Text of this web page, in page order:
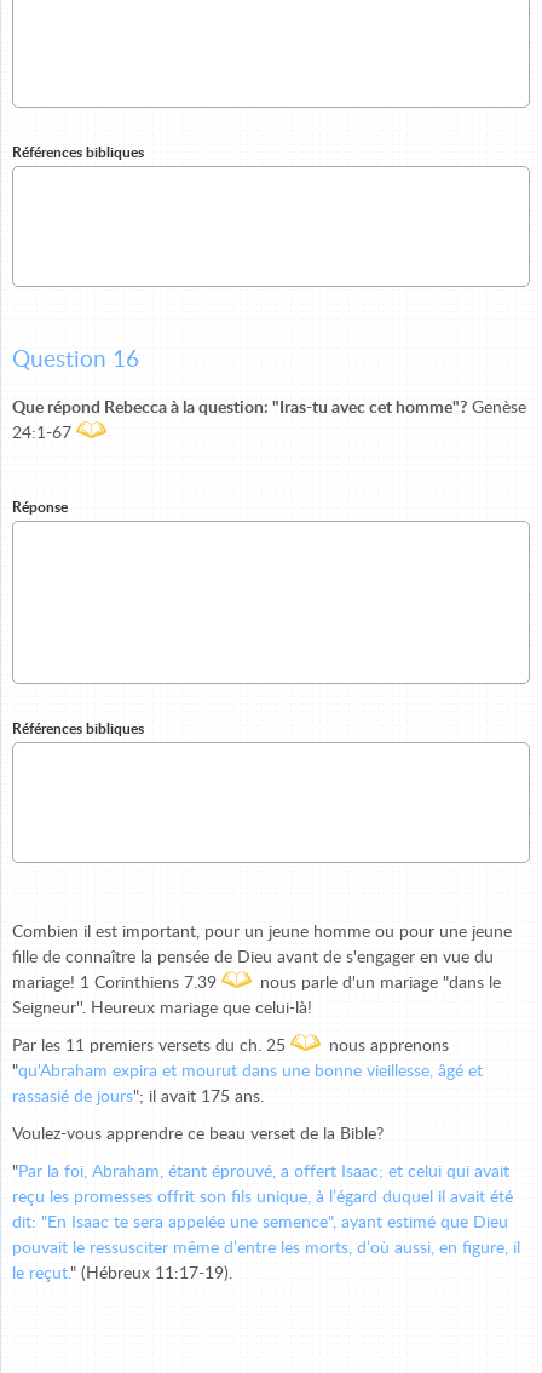
Références bibliques
Question 16
Que répond Rebecca à la question: "Iras-tu avec cet homme"? Genèse
24:1-67
Réponse
Références bibliques
Combien il est important, pour un jeune homme ou pour une jeune
fille de connaître la pensée de Dieu avant de s'engager en vue du
mariage! 1 Corinthiens 7.39
nous parle d'un mariage "dans le
Seigneur''. Heureux mariage que celui-là!
Par les 11 premiers versets du ch. 25
nous apprenons
"qu'Abraham expira et mourut dans une bonne vieillesse, âgé et
rassasié de jours"; il avait 175 ans.
Voulez-vous apprendre ce beau verset de la Bible?
"Par la foi, Abraham, étant éprouvé, a offert Isaac; et celui qui avait
reçu les promesses offrit son fils unique, à l’égard duquel il avait été
dit: "En Isaac te sera appelée une semence", ayant estimé que Dieu
pouvait le ressusciter même d’entre les morts, d’où aussi, en figure, il
le reçut. " (Hébreux 11:17-19).